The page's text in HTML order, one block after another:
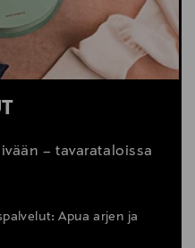
– tavarataloissa
Apua arjen ja